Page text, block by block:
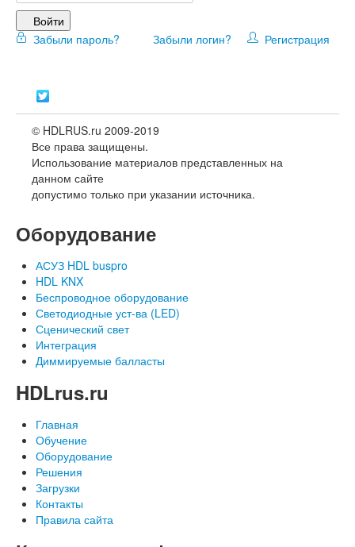
Войти
Забыли пароль?
Забыли логин? Регистрация
© HDLRUS.ru 2009-2019
Все права защищены.
Использование материалов представленных на
данном сайте
допустимо только при указании источника.
Оборудование
АСУЗ HDL buspro
HDL KNX
Беспроводное оборудование
Светодиодные уст-ва (LED)
Сценический свет
Интеграция
Диммируемые балласты
HDLrus.ru
Главная
Обучение
Оборудование
Решения
Загрузки
Контакты
Правила сайта